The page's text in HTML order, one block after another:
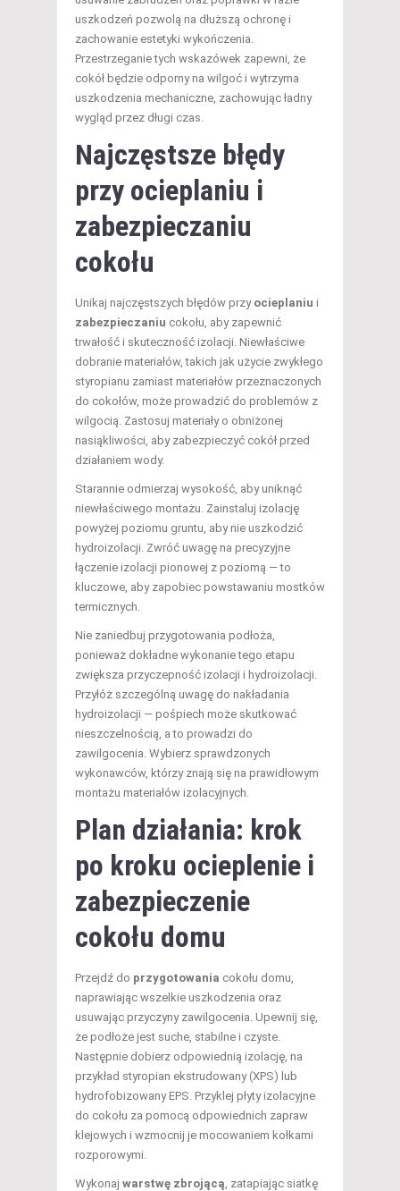
uszkodzeń pozwolą na dłuższą ochronę i
zachowanie estetyki wykończenia.
Przestrzeganie tych wskazówek zapewni, że
cokół będzie odporny na wilgoć i wytrzyma
uszkodzenia mechaniczne, zachowując ładny
wygląd przez długi czas.
Najczęstsze błędy
przy ocieplaniu i
zabezpieczaniu
cokołu
Unikaj najczęstszych błędów przy ocieplaniu i
zabezpieczaniu cokołu, aby zapewnić
trwałość i skuteczność izolacji. Niewłaściwe
dobranie materiałów, takich jak użycie zwykłego
styropianu zamiast materiałów przeznaczonych
do cokołów, może prowadzić do problemów z
wilgocią. Zastosuj materiały o obniżonej
nasiąkliwości, aby zabezpieczyć cokół przed
działaniem wody.
Starannie odmierzaj wysokość, aby uniknąć
niewłaściwego montażu. Zainstaluj izolację
powyżej poziomu gruntu, aby nie uszkodzić
hydroizolacji. Zwróć uwagę na precyzyjne
łączenie izolacji pionowej z poziomą — to
kluczowe, aby zapobiec powstawaniu mostków
termicznych.
Nie zaniedbuj przygotowania podłoża,
ponieważ dokładne wykonanie tego etapu
zwiększa przyczepność izolacji i hydroizolacji.
Przyłóż szczególną uwagę do nakładania
hydroizolacji — pośpiech może skutkować
nieszczelnością, a to prowadzi do
zawilgocenia. Wybierz sprawdzonych
wykonawców, którzy znają się na prawidłowym
montażu materiałów izolacyjnych.
Plan działania: krok
po kroku ocieplenie i
zabezpieczenie
cokołu domu
Przejdź do przygotowania cokołu domu,
naprawiając wszelkie uszkodzenia oraz
usuwając przyczyny zawilgocenia. Upewnij się,
że podłoże jest suche, stabilne i czyste.
Następnie dobierz odpowiednią izolację, na
przykład styropian ekstrudowany (XPS) lub
hydrofobizowany EPS. Przyklej płyty izolacyjne
do cokołu za pomocą odpowiednich zapraw
klejowych i wzmocnij je mocowaniem kołkami
rozporowymi.
Wykonaj warstwę zbrojącą , zatapiając siatkę